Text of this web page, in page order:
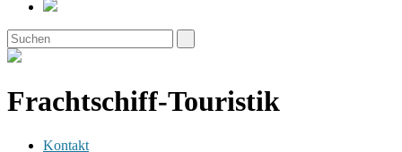
Frachtschiff-Touristik
Kontakt